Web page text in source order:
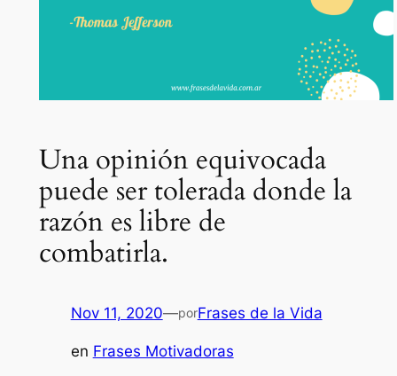
Una opinión equivocada
puede ser tolerada donde la
razón es libre de
combatirla.
Nov 11, 2020—porFrases de la Vida
en Frases Motivadoras